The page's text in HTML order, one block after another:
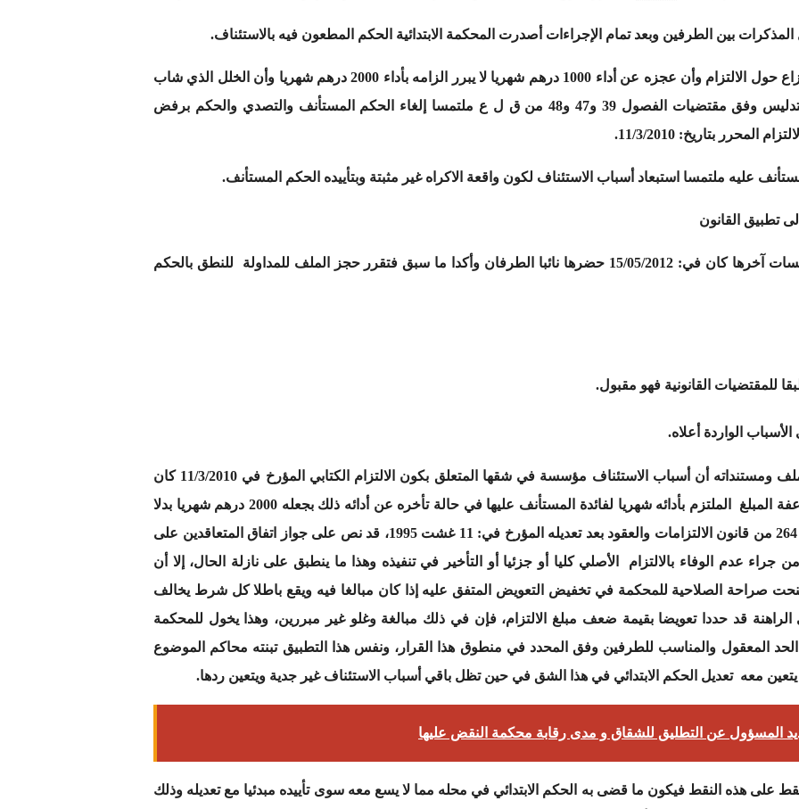
بين الطرفين وبعد تمام الإجراءات أصدرت المحكمة الابتدائية الحكم المطعون فيه بالاستئناف.
استأنفه المدعى عليه على أساس أنه وقع نزاع حول الالتزام وأن عجزه عن أداء 1000 درهم شهريا لا يبرر الزامه بأداء 2000 درهم شهريا وأن الخلل الذي شاب
الالتزام هو ما دفع به من وقوع الاكراه والتدليس وفق مقتضيات الفصول 39 و47 و48 من ق ل ع ملتمسا إلغاء الحكم المستأنف والتصدي والحكم برفض
بتاريخ: 11/3/2010.
عليه ملتمسا استبعاد أسباب الاستئناف لكون واقعة الاكراه غير مثبتة وبتأييده الحكم المستأنف.
تطبيق القانون
وبعد تبادل المذكرات وإدراج الملف بعدة جلسات آخرها كان في: 15/05/2012 حضرها نائبا الطرفان وأكدا ما سبق فتقرر حجز الملف للمداولة للنطق بالحكم
للمقتضيات القانونية فهو مقبول.
الواردة أعلاه.
أن تبين للمحكمة من خلال وثائق الملف ومستنداته أن أسباب الاستئناف مؤسسة في شقها المتعلق بكون الالتزام الكتابي المؤرخ في 11/3/2010 كان
مجحفا بحقوق المستأنف لما نص على مضاعفة المبلغ الملتزم بأدائه شهريا لفائدة المستأنف عليها في حالة تأخره عن أدائه ذلك بجعله 2000 درهم شهريا بدلا
من 1000 درهم، نظرا لأنه ولئن كان الفصل 264 من قانون الالتزامات والعقود بعد تعديله المؤرخ في: 11 غشت 1995، قد نص على جواز اتفاق المتعاقدين على
عدم الوفاء بالالتزام الأصلي كليا أو جزئيا أو التأخير في تنفيذه وهذا ما ينطبق على نازلة الحال، إلا أن
صراحة الصلاحية للمحكمة في تخفيض التعويض المتفق عليه إذا كان مبالغا فيه ويقع باطلا كل شرط يخالف
قد حددا تعويضا بقيمة ضعف مبلغ الالتزام، فإن في ذلك مبالغة وغلو غير مبررين، وهذا يخول للمحكمة
المعقول والمناسب للطرفين وفق المحدد في منطوق هذا القرار، ونفس هذا التطبيق تبنته محاكم الموضوع
معه تعديل الحكم الابتدائي في هذا الشق في حين تظل باقي أسباب الاستئناف غير جدية ويتعين ردها.
المسؤول عن التطليق للشقاق و مدى رقابة محكمة النقض عليها
هذه النقط فيكون ما قضى به الحكم الابتدائي في محله مما لا يسع معه سوى تأييده مبدئيا مع تعديله وذلك